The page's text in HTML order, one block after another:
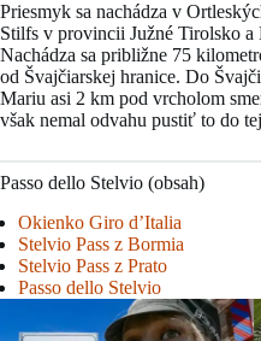
Priesmyk sa nachádza v
Stilfs v provincii Južné Tirolsko
Nachádza sa približne 75
od Švajčiarskej hranice. Do
Mariu asi 2 km pod vrcholom
však nemal odvahu pustiť to do
Passo dello Stelvio (obsah)
Okienko Giro d’Italia
Stelvio Pass z Bormia
Stelvio Pass z Prato
Passo dello Stelvio